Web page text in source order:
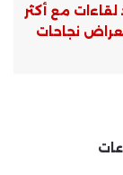
مع أكثر
نجاحات